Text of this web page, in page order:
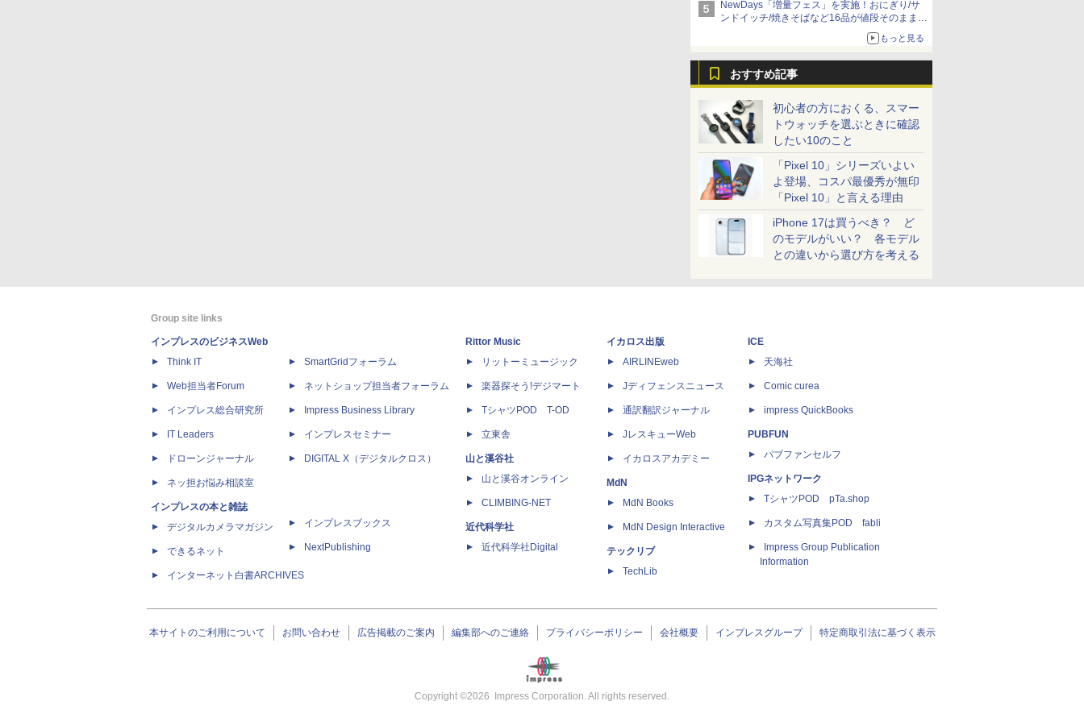
NewDays「増量フェス」を実施！おにぎり/サ
ンドイッチ/焼きそばなど16品が値段そのままで
もっと見る
おすすめ記事
初心者の方におくる、スマー
トウォッチを選ぶときに確認
したい10のこと
「Pixel 10」シリーズいよい
よ登場、コスパ最優秀が無印
「Pixel 10」と言える理由
iPhone 17は買うべき？ ど
のモデルがいい？ 各モデル
との違いから選び方を考える
Group site links
インプレスのビジネスWeb
Think IT
Web担当者Forum
インプレス総合研究所
IT Leaders
ドローンジャーナル
ネッ担お悩み相談室
インプレスの本と雑誌
デジタルカメラマガジン
できるネット
インターネット白書ARCHIVES
SmartGridフォーラム
ネットショップ担当者フォーラム
Impress Business Library
インプレスセミナー
DIGITAL X（デジタルクロス）
インプレスブックス
NextPublishing
Rittor Music
リットーミュージック
楽器探そう!デジマート
TシャツPOD T-OD
立東舎
山と溪谷社
山と溪谷オンライン
CLIMBING-NET
近代科学社
近代科学社Digital
イカロス出版
AIRLINEweb
Jディフェンスニュース
通訳翻訳ジャーナル
JレスキューWeb
イカロスアカデミー
MdN
MdN Books
MdN Design Interactive
テックリブ
TechLib
ICE
天海社
Comic curea
impress QuickBooks
PUBFUN
パブファンセルフ
IPGネットワーク
TシャツPOD pTa.shop
カスタム写真集POD fabli
Impress Group Publication
Information
本サイトのご利用について お問い合わせ 広告掲載のご案内 編集部へのご連絡 プライバシーポリシー 会社概要 インプレスグループ 特定商取引法に基づく表示
Copyright ©2026 Impress Corporation. All rights reserved.